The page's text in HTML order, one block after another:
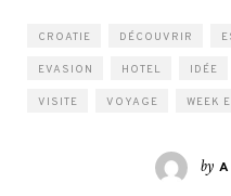
CROATIE DÉCOUVRIR
EVASION HOTEL IDÉE
VISITE VOYAGE WEEK
by